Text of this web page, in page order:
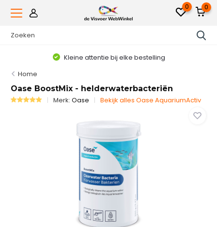
0 0
Kleine attentie bij elke bestelling
Home
Oase BoostMix - helderwaterbacteriën
Merk:Oase Bekijk alles Oase AquariumActiv